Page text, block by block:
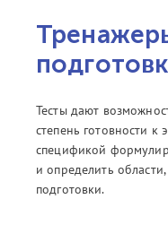
Тесты дают
степень готовности к
спецификой
и определить
подготовки.